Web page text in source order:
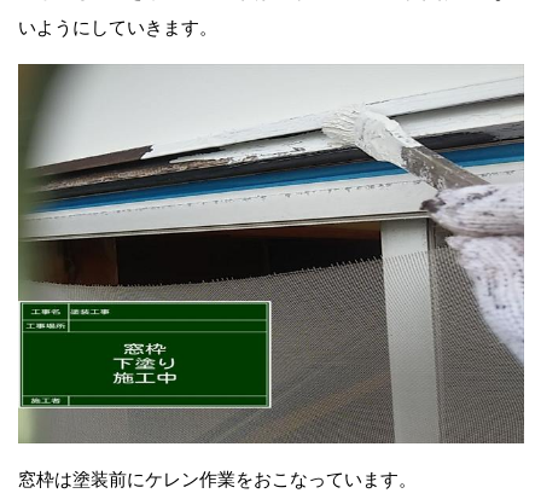
いようにしていきます。
窓枠は塗装前にケレン作業をおこなっています。